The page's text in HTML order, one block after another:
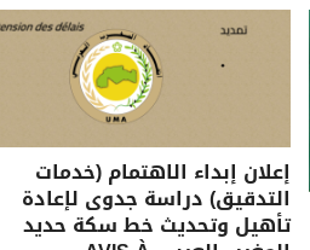
إعلان إبداء الاهتمام (خدمات
التدقيق) دراسة جدوى لإعادة
تأهيل وتحديث خط سكة حديد